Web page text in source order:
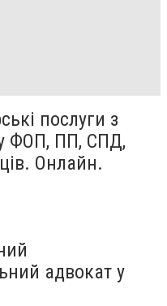
послуги з
ФОП, ПП, СПД,
Онлайн.
адвокат у